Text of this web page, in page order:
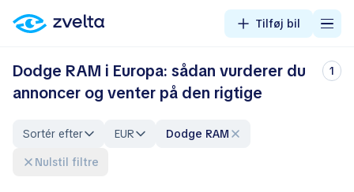
Tilføj bil
Dodge RAM i Europa: sådan vurderer du
annoncer og venter på den rigtige
1
Sortér efter EUR
Dodge RAM
Nulstil filtre